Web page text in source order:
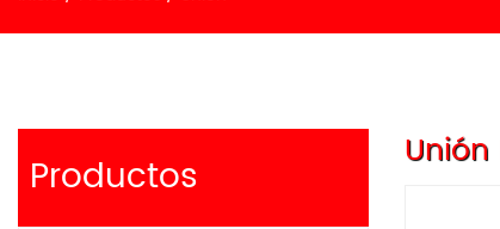
Productos